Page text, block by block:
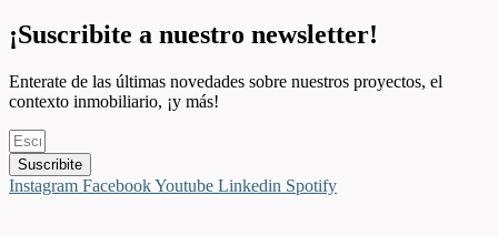
¡Suscribite a nuestro newsletter!
Enterate de las últimas novedades sobre nuestros proyectos, el
contexto inmobiliario, ¡y más!
Suscribite
Instagram FacebookYoutube Linkedin Spotify